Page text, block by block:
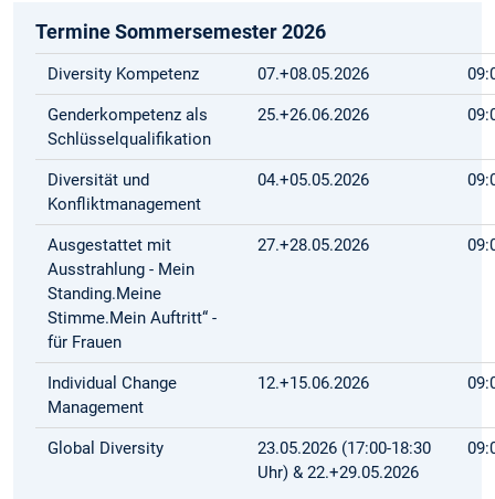
Termine Sommersemester 2026
Diversity Kompetenz 07.+08.05.2026
Genderkompetenz als
Schlüsselqualifikation
25.+26.06.2026
Diversität und
Konfliktmanagement
04.+05.05.2026
Ausgestattet mit
Ausstrahlung - Mein
Standing.Meine
Stimme.Mein Auftritt“ -
für Frauen
27.+28.05.2026
Individual Change
Management
12.+15.06.2026
Global Diversity
23.05.2026 (17:00-18:30
Uhr) & 22.+29.05.2026